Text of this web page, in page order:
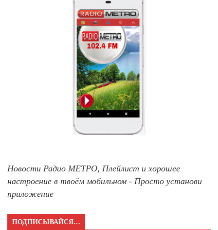
Новости Радио МЕТРО, Плейлист и хорошее
настроение в твоём мобильном - Просто установи
приложение
ПОДПИСЫВАЙСЯ…